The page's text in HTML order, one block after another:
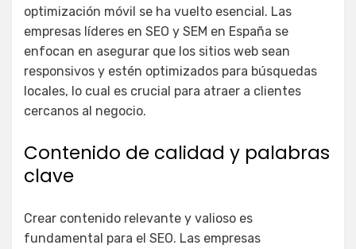
optimización móvil se ha vuelto esencial. Las
empresas líderes en SEO y SEM en España se
enfocan en asegurar que los sitios web sean
responsivos y estén optimizados para búsquedas
locales, lo cual es crucial para atraer a clientes
cercanos al negocio.
Contenido de calidad y palabras
clave
Crear contenido relevante y valioso es
fundamental para el SEO. Las empresas